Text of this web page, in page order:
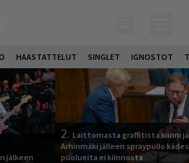
HAASTATTELUT SINGLET IGNOSTOT
jälkeen
2. Laittomasta graffitista kiinni
Arhinmäki jälleen spraypullo
puolueita ei kiinnosta